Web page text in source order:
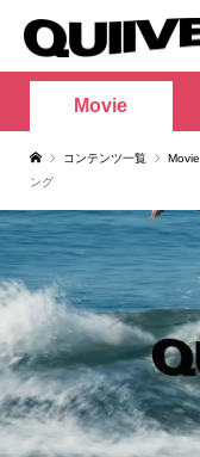
Movie
コンテンツ一覧 Movie
ング